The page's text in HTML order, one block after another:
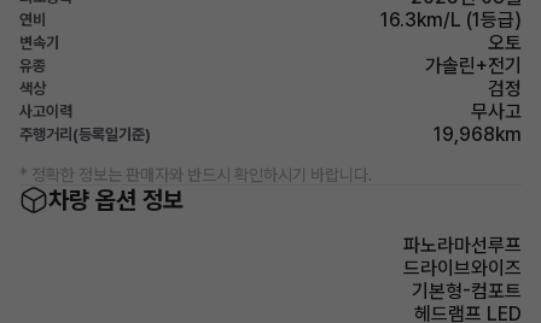
연비 16.3km/L (1등급)
변속기 오토
유종 가솔린+전기
색상 검정
사고이력 무사고
주행거리(등록일기준) 19,968km
* 정확한 정보는 판매자와 반드시 확인하시기 바랍니다.
차량 옵션 정보
파노라마선루프
드라이브와이즈
기본형-컴포트
헤드램프 LED